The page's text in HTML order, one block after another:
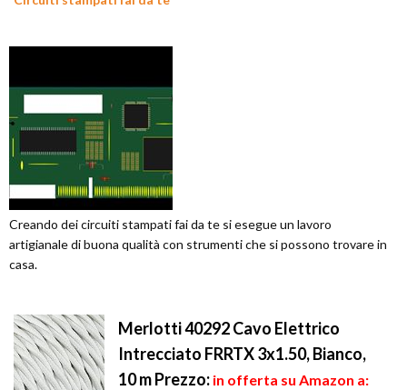
Creando dei circuiti stampati fai da te si esegue un lavoro
artigianale di buona qualità con strumenti che si possono trovare in
casa.
Merlotti 40292 Cavo Elettrico
Intrecciato FRRTX 3x1.50, Bianco,
10 mPrezzo: in offerta su Amazon a: